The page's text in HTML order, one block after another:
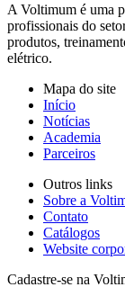
A Voltimum é uma
profissionais do
produtos,
elétrico.
Mapa do site
Início
Notícias
Academia
Parceiros
Outros links
Sobre a
Contato
Catálogos
Website
Cadastre-se na